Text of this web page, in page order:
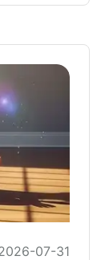
的財務壓
07-31